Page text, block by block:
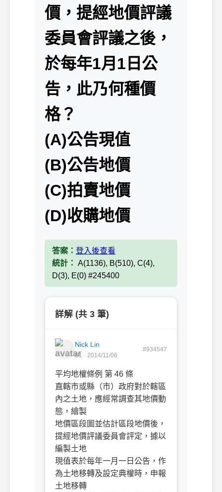
價，提經地價評議
委員會評議之後，
於每年1月1日公
告，此乃何種價
格？
(A)公告現值
(B)公告地價
(C)拍賣地價
(D)收購地價
答案： 登入後查看
統計： A(1136), B(510), C(4),
D(3), E(0) #245400
詳解 (共 3 筆)
Nick Lin
B1 · 2014/11/06
#934547
平均地權條例 第 46 條
直轄市或縣（市）政府對於轄區
內之土地，應經常調查其地價動
態，繪製
地價區段圖並估計區段地價後，
提經地價評議委員會評定，據以
編製土地
現值表於每年一月一日公告，作
為土地移轉及設定典權時，申報
土地移轉